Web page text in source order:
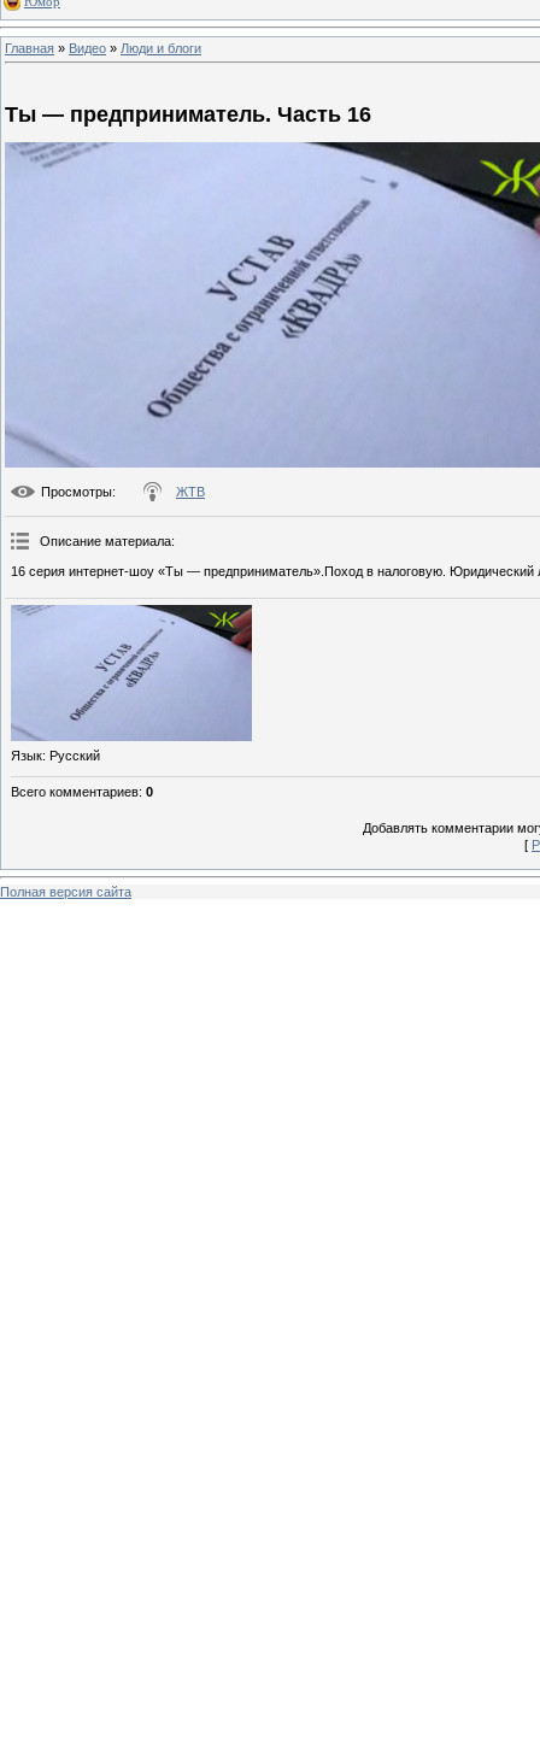
Главная » Видео » Люди и блоги
Ты — предприниматель. Часть 16
Просмотры: ЖТВ
Описание материала:
16 серия интернет-шоу «Ты — предприниматель».Поход в налоговую. Юридический
Язык: Русский
Всего комментариев: 0
Добавлять комментарии
[
Полная версия сайта